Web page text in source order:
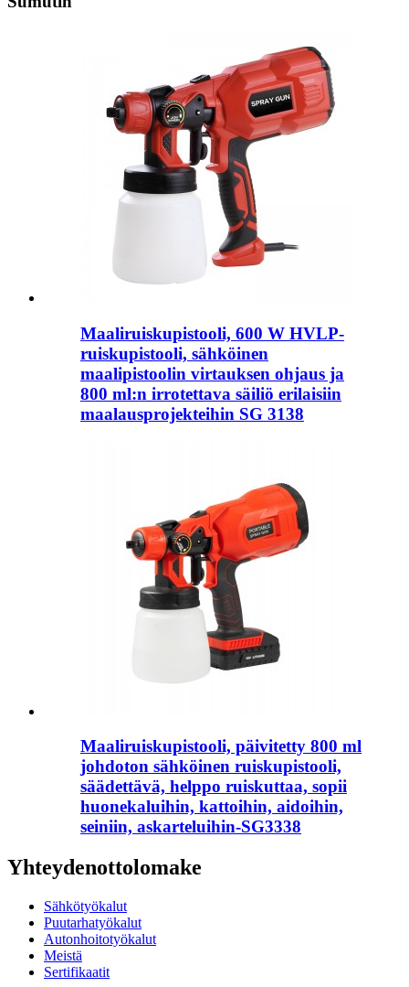
Maaliruiskupistooli, 600 W HVLP-
ruiskupistooli, sähköinen
maalipistoolin virtauksen ohjaus ja
800 ml:n irrotettava säiliö erilaisiin
maalausprojekteihin SG 3138
Maaliruiskupistooli, päivitetty 800 ml
johdoton sähköinen ruiskupistooli,
säädettävä, helppo ruiskuttaa, sopii
huonekaluihin, kattoihin, aidoihin,
seiniin, askarteluihin-SG3338
Yhteydenottolomake
Sähkötyökalut
Puutarhatyökalut
Autonhoitotyökalut
Meistä
Sertifikaatit